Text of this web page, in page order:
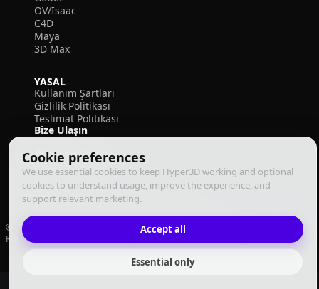
Cookie preferences
We use essential cookies to keep Hyper3D working and optional
cookies to understand usage, improve the experience, and
support relevant marketing.
Accept all
Essential only
OV/Isaac
C4D
Maya
3D Max
YASAL
Kullanım Şartları
Gizlilik Politikası
Teslimat Politikası
Bize Ulaşın
© 2026 Deemos Corporation. Tüm hakları saklıdır
Kullanım Şartları
Yerine Getirme Politikası Türkçe